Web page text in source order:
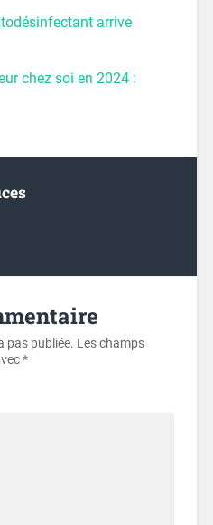
arrive
chez soi en 2024 :
pas publiée. Les champs
*